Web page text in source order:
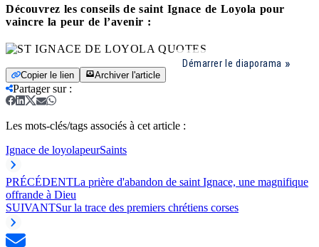
Découvrez les conseils de saint Ignace de Loyola pour
vaincre la peur de l’avenir :
Démarrer le diaporama
Copier le lien Archiver l'article
Partager sur:
Les mots-clés/tags associés à cet article :
Ignace de loyolapeurSaints
PRÉCÉDENTLa prière d'abandon de saint Ignace, une magnifique
offrande à Dieu
SUIVANTSur la trace des premiers chrétiens corses